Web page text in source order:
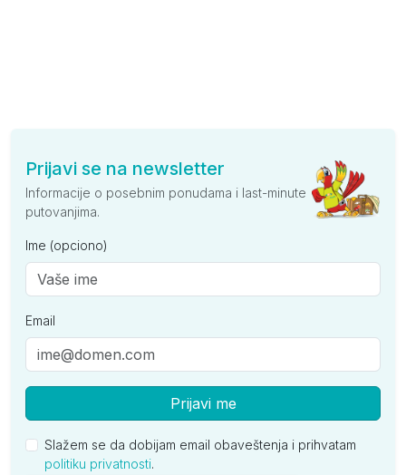
Prijavi se na newsletter
Informacije o posebnim ponudama i last-minute
putovanjima.
Ime (opciono)
Email
Prijavi me
Slažem se da dobijam email obaveštenja i prihvatam
politiku privatnosti.